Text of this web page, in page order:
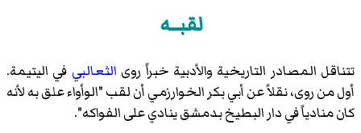
لقبــه
تتناقل المصادر التاريخية والأدبية خبراً روى الثعالبي في اليتيمة.
أول من روى، نقلاً عنأبي بكر الخوارزميأن لقب "الوأواء علق به لأنه
كان منادياً في دار البطيخ بدمشق ينادي على الفواكه".